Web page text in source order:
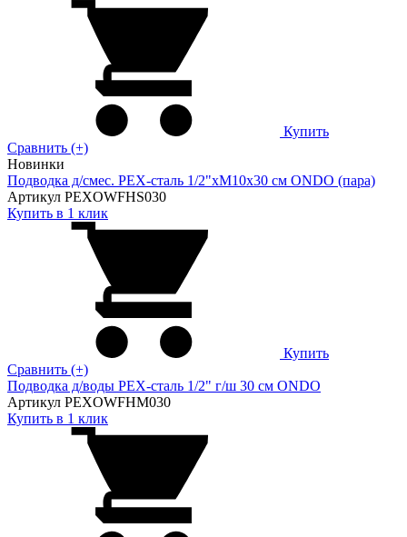
Купить
Сравнить (+)
Новинки
Подводка д/смес. PEX-сталь 1/2"xM10x30 см ONDO (пара)
Артикул PEXOWFHS030
Купить в 1 клик
Купить
Сравнить (+)
Подводка д/воды PEX-сталь 1/2" г/ш 30 cм ONDO
Артикул PEXOWFHM030
Купить в 1 клик